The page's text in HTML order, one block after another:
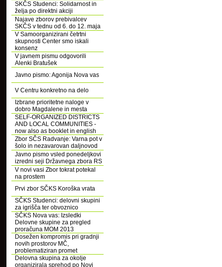
SKČS Studenci: Solidarnost in
želja po direktni akciji
Najave zborov prebivalcev
SKČS v tednu od 6. do 12. maja
V Samoorganizirani četrtni
skupnosti Center smo iskali
konsenz
V javnem pismu odgovorili
Alenki Bratušek
Javno pismo: Agonija Nova vas
V Centru konkretno na delo
Izbrane prioritetne naloge v
dobro Magdalene in mesta
SELF-ORGANIZED DISTRICTS
AND LOCAL COMMUNITIES -
now also as booklet in english
Zbor SČS Radvanje: Varna pot v
šolo in nezavarovan daljnovod
Javno pismo vsled ponedeljkovi
izredni seji Državnega zbora RS
V novi vasi Zbor tokrat potekal
na prostem
Prvi zbor SČKS Koroška vrata
SČKS Studenci: delovni skupini
za igrišča ter obvoznico
SČKS Nova vas: Izsledki
Delovne skupine za pregled
proračuna MOM 2013
Dosežen kompromis pri gradnji
novih prostorov MČ,
problematiziran promet
Delovna skupina za okolje
organizirala sprehod po Novi